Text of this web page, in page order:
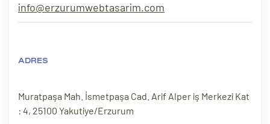
info@erzurumwebtasarim.com
ADRES
Muratpaşa Mah. İsmetpaşa Cad. Arif Alper iş Merkezi Kat
: 4, 25100 Yakutiye/Erzurum